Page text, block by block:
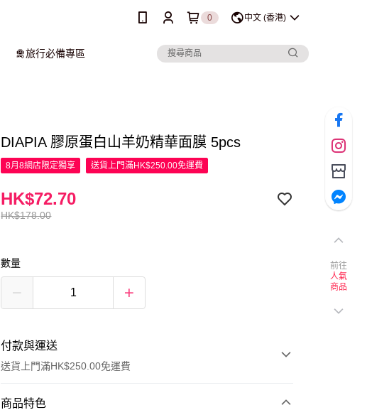
0 中文 (香港)
🛅旅行必備專區
DIAPIA 膠原蛋白山羊奶精華面膜 5pcs
8月8網店限定獨享 送貨上門滿HK$250.00免運費
HK$178.00
HK$72.70
數量
付款與運送
送貨上門滿HK$250.00免運費
付款方式
商品特色
前往
人氣
商品